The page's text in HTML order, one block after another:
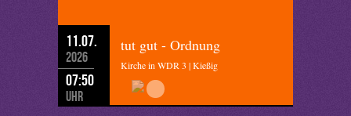
11.07.
2026
07:50
Uhr
tut gut - Ordnung
Kirche in WDR 3 | Kießig